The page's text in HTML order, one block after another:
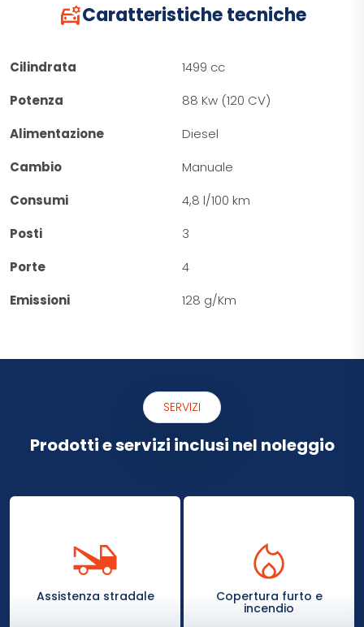
car_gearCaratteristiche tecniche
Cilindrata
1499 cc
Potenza
88 Kw (120 CV)
Alimentazione
Diesel
Cambio
Manuale
Consumi
4,8 l/100 km
Posti
3
Porte
4
Emissioni
128 g/Km
SERVIZI
Prodotti e servizi inclusi nel noleggio
Assistenza stradale Copertura furto e
incendio